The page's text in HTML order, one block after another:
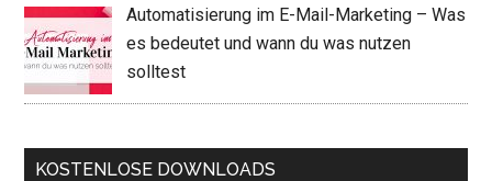
Automatisierung im E-Mail-Marketing – Was
es bedeutet und wann du was nutzen
solltest
KOSTENLOSE DOWNLOADS